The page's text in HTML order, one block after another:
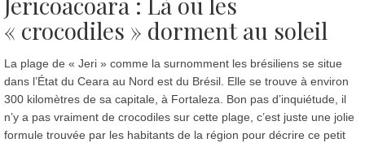
« crocodiles » dorment au soleil
La plage de « Jeri » comme la surnomment les brésiliens se situe
dans l’État du Ceara au Nord est du Brésil. Elle se trouve à environ
300 kilomètres de sa capitale, à Fortaleza. Bon pas d’inquiétude, il
n’y a pas vraiment de crocodiles sur cette plage, c’est juste une jolie
formule trouvée par les habitants de la région pour décrire ce petit